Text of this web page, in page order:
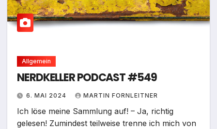
Allgemein
NERDKELLER PODCAST #549
6. MAI 2024 MARTIN FORNLEITNER
Ich löse meine Sammlung auf! – Ja, richtig
gelesen! Zumindest teilweise trenne ich mich von